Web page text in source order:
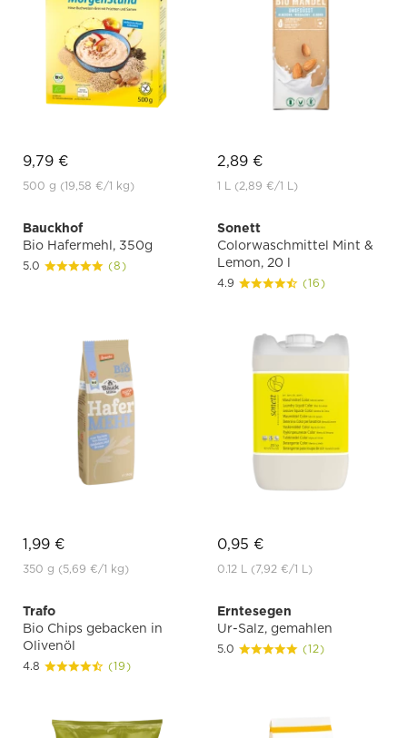
9,79 €
500 g (19,58 €/1 kg)
2,89 €
1 L (2,89 €/1 L)
Bauckhof
Bio Hafermehl, 350g
5.0 (8)
1,99 €
350 g (5,69 €/1 kg)
Sonett
Colorwaschmittel Mint &
Lemon, 20 l
4.9 (16)
0,95 €
0.12 L (7,92 €/1 L)
Trafo
Bio Chips gebacken in
Olivenöl
4.8 (19)
Erntesegen
Ur-Salz, gemahlen
5.0 (12)